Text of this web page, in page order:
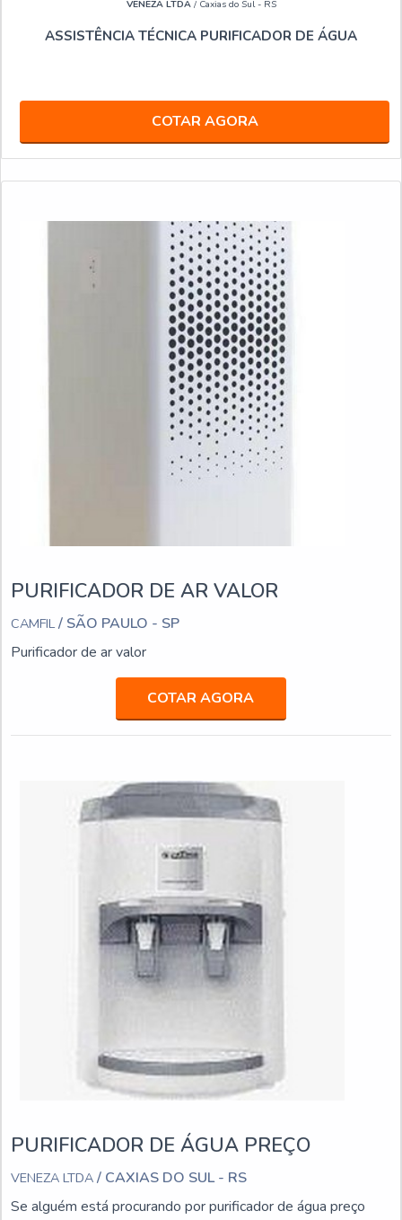
VENEZA LTDA/ Caxias do Sul - RS
ASSISTÊNCIA TÉCNICA PURIFICADOR DE ÁGUA
COTAR AGORA
PURIFICADOR DE AR VALOR
CAMFIL / SÃO PAULO - SP
Purificador de ar valor
COTAR AGORA
PURIFICADOR DE ÁGUA PREÇO
VENEZA LTDA / CAXIAS DO SUL - RS
Se alguém está procurando por purificador de água preço